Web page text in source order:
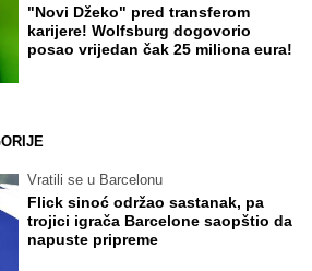
"Novi Džeko" pred transferom
karijere! Wolfsburg dogovorio
posao vrijedan čak 25 miliona eura!
Vratili se u Barcelonu
Flick sinoć održao sastanak, pa
trojici igrača Barcelone saopštio da
napuste pripreme